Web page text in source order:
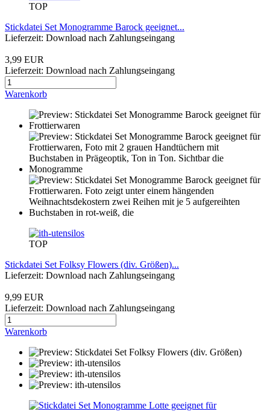
TOP
Stickdatei Set Monogramme Barock geeignet...
Lieferzeit: Download nach Zahlungseingang
3,99 EUR
Lieferzeit: Download nach Zahlungseingang
Warenkorb
TOP
Stickdatei Set Folksy Flowers (div. Größen)...
Lieferzeit: Download nach Zahlungseingang
9,99 EUR
Lieferzeit: Download nach Zahlungseingang
Warenkorb